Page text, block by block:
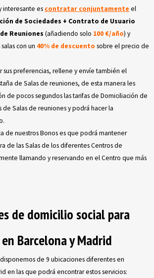
interesante es contratar conjuntamente el
de Sociedades + Contrato de Usuario
Reuniones (añadiendo solo 100 €/año) y
con un 40% de descuento sobre el precio de
sus preferencias, rellene y envíe también el
de Salas de reuniones, de esta manera les
de pocos segundoslas tarifas de Domiciliación de
de Salas de reuniones y podrá hacer la
de nuestros Bonos es que podrá mantener
de las Salas de los diferentes Centros de
llamando y reservando en el Centro que más
de domicilio social para
Barcelona y Madrid
disponemos de 9 ubicaciones diferentes en
en las que podrá encontrar estos servicios: